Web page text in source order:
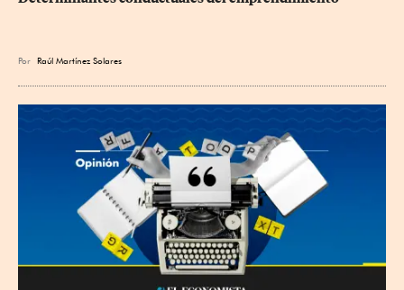
Por Raúl Martínez Solares